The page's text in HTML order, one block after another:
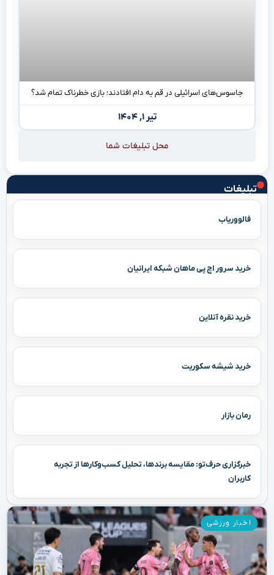
تبلیغات
فالووریاب
خرید سرور اچ پی ماهان شبکه ایرانیان
خرید نقره آنلاین
خرید شیشه سکوریت
رمان بازار
خبرگزاری حرف‌تو: مقایسه برندها، تحلیل کسب‌وکارها از تجربه
کاربران
اخبار ورزشی
جاسوس‌های اسرائیلی در قم به دام افتادند؛ بازی خطرناک تمام شد؟
تیر ۱, ۱۴۰۴
محل تبلیغات شما